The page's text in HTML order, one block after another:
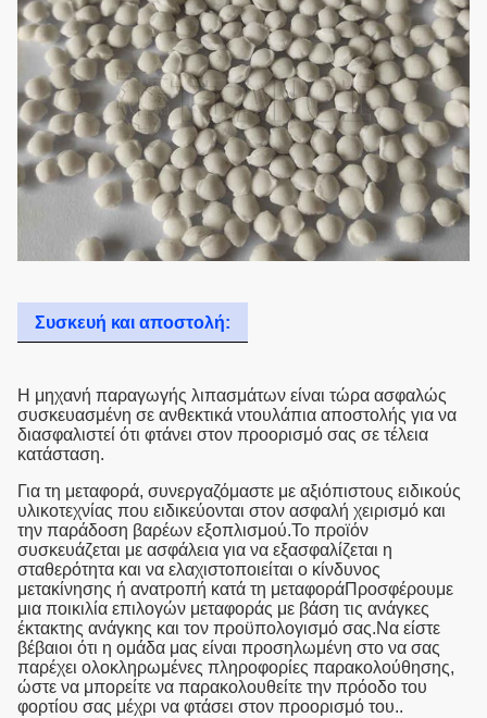
Συσκευή και αποστολή:
Η μηχανή παραγωγής λιπασμάτων είναι τώρα ασφαλώς
συσκευασμένη σε ανθεκτικά ντουλάπια αποστολής για να
διασφαλιστεί ότι φτάνει στον προορισμό σας σε τέλεια
κατάσταση.
Για τη μεταφορά, συνεργαζόμαστε με αξιόπιστους ειδικούς
υλικοτεχνίας που ειδικεύονται στον ασφαλή χειρισμό και
την παράδοση βαρέων εξοπλισμού.Το προϊόν
συσκευάζεται με ασφάλεια για να εξασφαλίζεται η
σταθερότητα και να ελαχιστοποιείται ο κίνδυνος
μετακίνησης ή ανατροπή κατά τη μεταφοράΠροσφέρουμε
μια ποικιλία επιλογών μεταφοράς με βάση τις ανάγκες
έκτακτης ανάγκης και τον προϋπολογισμό σας.Να είστε
βέβαιοι ότι η ομάδα μας είναι προσηλωμένη στο να σας
παρέχει ολοκληρωμένες πληροφορίες παρακολούθησης,
ώστε να μπορείτε να παρακολουθείτε την πρόοδο του
φορτίου σας μέχρι να φτάσει στον προορισμό του..